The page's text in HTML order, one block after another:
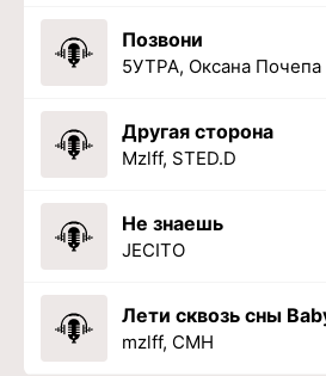
Позвони
5УТРА, Оксана Почепа
Другая сторона
Mzlff, STED.D
Не знаешь
JECITO
mzlff, CMH